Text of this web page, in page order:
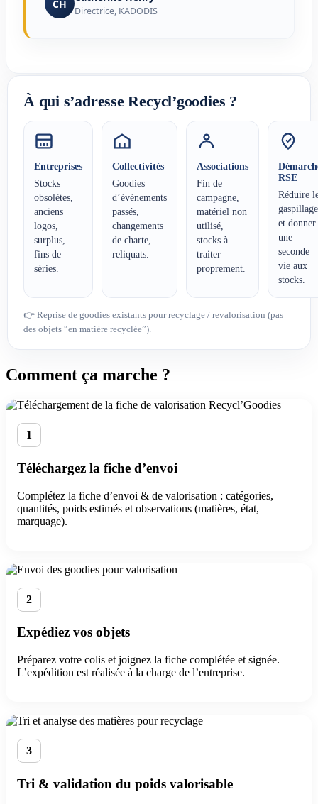
CH
Directrice, KADODIS
À qui s’adresse Recycl’goodies ?
Entreprises
Stocks
obsolètes,
anciens
logos,
surplus,
fins de
séries.
Collectivités
Goodies
d’événements
passés,
changements
de charte,
reliquats.
Associations
Fin de
campagne,
matériel non
utilisé,
stocks à
traiter
proprement.
RSE
Réduire
gaspillage
et donner
une
seconde
vie aux
stocks.
👉 Reprise de goodies existants pour recyclage / revalorisation (pas
des objets “en matière recyclée”).
Comment ça marche ?
1
Téléchargez la fiche d’envoi
Complétez la fiche d’envoi & de valorisation : catégories,
quantités, poids estimés et observations (matières, état,
marquage).
2
Expédiez vos objets
Préparez votre colis et joignez la fiche complétée et signée.
L’expédition est réalisée à la charge de l’entreprise.
3
Tri & validation du poids valorisable